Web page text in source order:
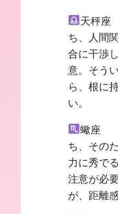
天秤
ち、人間
合に干渉
意。そう
ら、根に
い。
蠍座
ち、その
力に秀で
注意が必
が、距離